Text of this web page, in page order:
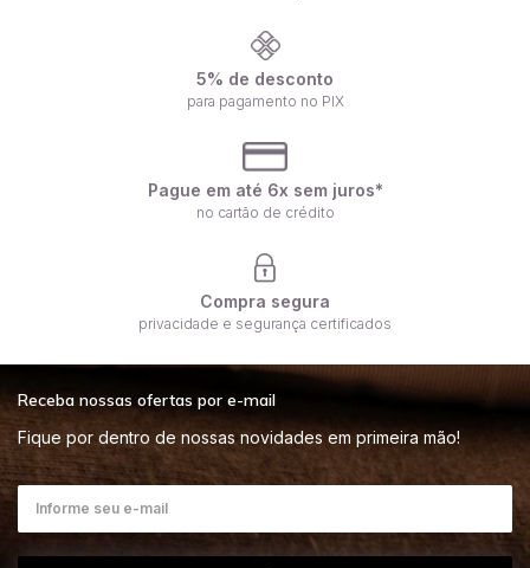
5% de desconto
para pagamento no PIX
Pague em até 6x sem juros*
no cartão de crédito
Compra segura
privacidade e segurança certificados
Receba nossas ofertas por e-mail
Fique por dentro de nossas novidades em primeira mão!